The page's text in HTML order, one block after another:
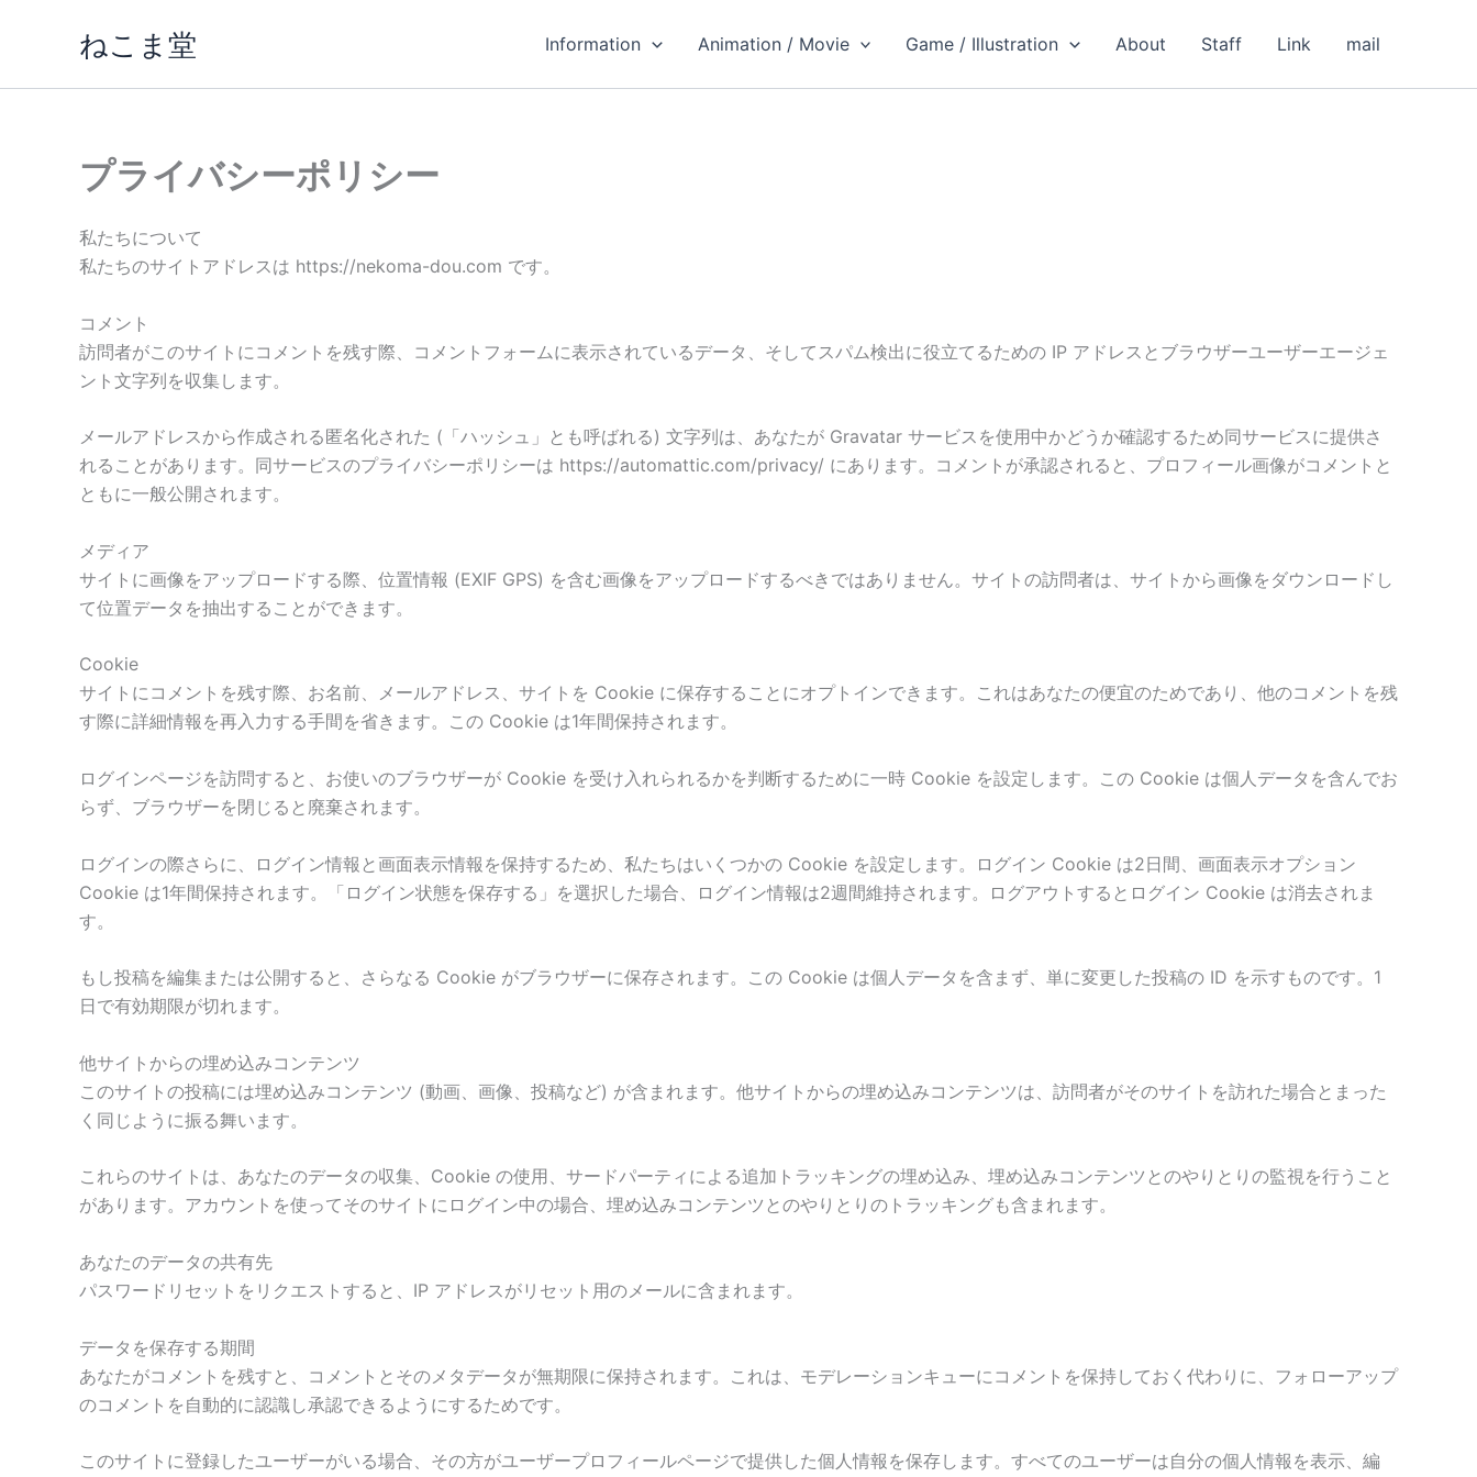
ねこま堂 Information Animation / Movie Game / Illustration About Staff Link mail
プライバシーポリシー
私たちについて
私たちのサイトアドレスは https://nekoma-dou.com です。
コメント
訪問者がこのサイトにコメントを残す際、コメントフォームに表示されているデータ、そしてスパム検出に役立てるための IP アドレスとブラウザーユーザーエージェ
ント文字列を収集します。
メールアドレスから作成される匿名化された (「ハッシュ」とも呼ばれる) 文字列は、あなたが Gravatar サービスを使用中かどうか確認するため同サービスに提供さ
れることがあります。同サービスのプライバシーポリシーは https://automattic.com/privacy/ にあります。コメントが承認されると、プロフィール画像がコメントと
ともに一般公開されます。
メディア
サイトに画像をアップロードする際、位置情報 (EXIF GPS) を含む画像をアップロードするべきではありません。サイトの訪問者は、サイトから画像をダウンロードし
て位置データを抽出することができます。
Cookie
サイトにコメントを残す際、お名前、メールアドレス、サイトを Cookie に保存することにオプトインできます。これはあなたの便宜のためであり、他のコメントを残
す際に詳細情報を再入力する手間を省きます。この Cookie は1年間保持されます。
ログインページを訪問すると、お使いのブラウザーが Cookie を受け入れられるかを判断するために一時 Cookie を設定します。この Cookie は個人データを含んでお
らず、ブラウザーを閉じると廃棄されます。
ログインの際さらに、ログイン情報と画面表示情報を保持するため、私たちはいくつかの Cookie を設定します。ログイン Cookie は2日間、画面表示オプション
Cookie は1年間保持されます。「ログイン状態を保存する」を選択した場合、ログイン情報は2週間維持されます。ログアウトするとログイン Cookie は消去されま
す。
もし投稿を編集または公開すると、さらなる Cookie がブラウザーに保存されます。この Cookie は個人データを含まず、単に変更した投稿の ID を示すものです。1
日で有効期限が切れます。
他サイトからの埋め込みコンテンツ
このサイトの投稿には埋め込みコンテンツ (動画、画像、投稿など) が含まれます。他サイトからの埋め込みコンテンツは、訪問者がそのサイトを訪れた場合とまった
く同じように振る舞います。
これらのサイトは、あなたのデータの収集、Cookie の使用、サードパーティによる追加トラッキングの埋め込み、埋め込みコンテンツとのやりとりの監視を行うこと
があります。アカウントを使ってそのサイトにログイン中の場合、埋め込みコンテンツとのやりとりのトラッキングも含まれます。
あなたのデータの共有先
パスワードリセットをリクエストすると、IP アドレスがリセット用のメールに含まれます。
データを保存する期間
あなたがコメントを残すと、コメントとそのメタデータが無期限に保持されます。これは、モデレーションキューにコメントを保持しておく代わりに、フォローアップ
のコメントを自動的に認識し承認できるようにするためです。
このサイトに登録したユーザーがいる場合、その方がユーザープロフィールページで提供した個人情報を保存します。すべてのユーザーは自分の個人情報を表示、編